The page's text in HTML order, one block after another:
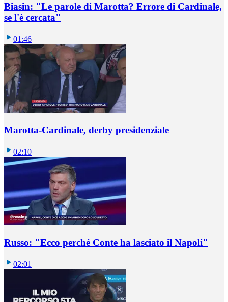
Biasin: "Le parole di Marotta? Errore di Cardinale,
se l'è cercata"
01:46
Marotta-Cardinale, derby presidenziale
02:10
Russo: "Ecco perché Conte ha lasciato il Napoli"
02:01